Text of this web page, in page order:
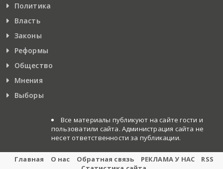
Политика
Власть
Законы
Реформы
Общество
Мнения
Выборы
Все материалы публикуют на сайте гости и
пользоватили сайта. Администрация сайта не
несет ответственности за публикации.
Главная О нас Обратная связь РЕКЛАМА У НАС
RSS